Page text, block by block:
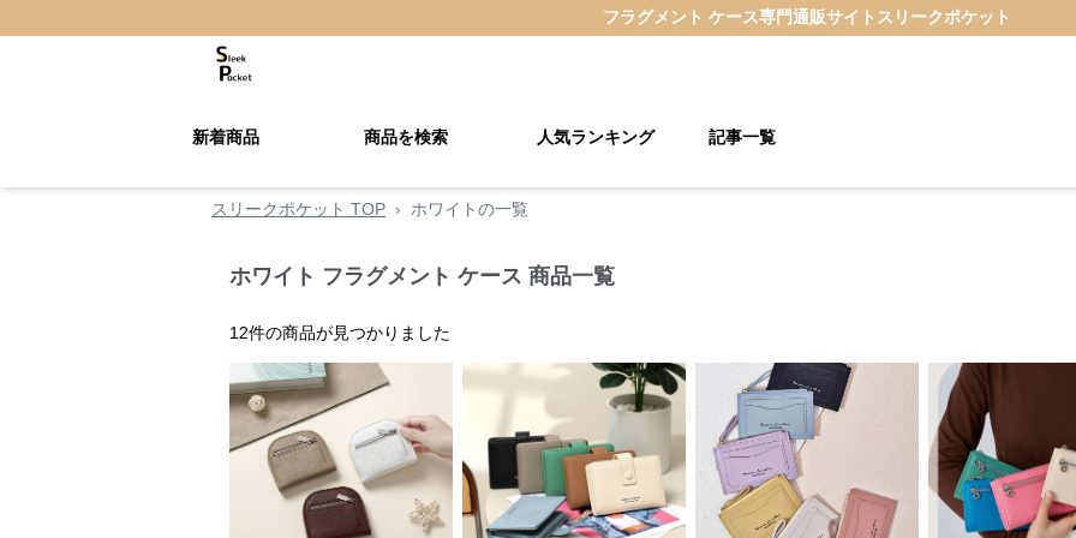
フラグメント ケース専門通販サイト スリークポケット
新着商品 商品を検索 人気ランキング 記事一覧
スリークポケット TOP › ホワイトの一覧
ホワイト フラグメント ケース 商品一覧
12件の商品が見つかりました